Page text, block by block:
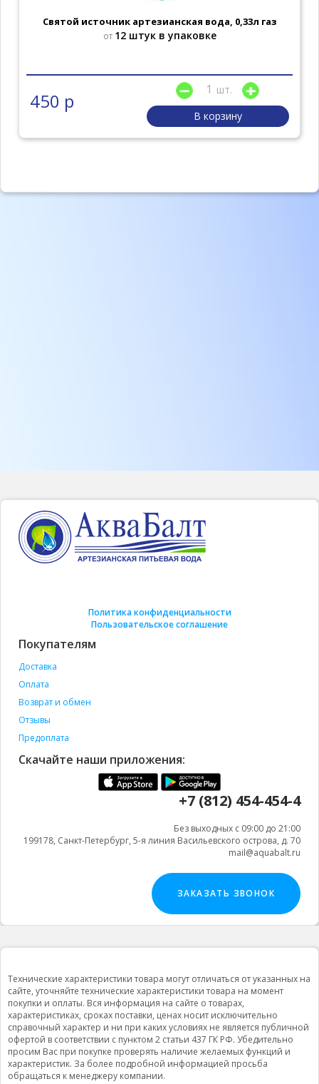
Святой источник артезианская вода, 0,33л газ
от 12 штук в упаковке
450 р
шт.
В корзину
Политика конфиденциальности
Пользовательское соглашение
Покупателям
Доставка
Оплата
Возврат и обмен
Отзывы
Предоплата
Скачайте наши приложения:
+7 (812) 454-454-4
Без выходных с 09:00 до 21:00
199178, Санкт-Петербург, 5-я линия Васильевского острова, д. 70
mail@aquabalt.ru
ЗАКАЗАТЬ ЗВОНОК
Технические характеристики товара могут отличаться от указанных на
сайте, уточняйте технические характеристики товара на момент
покупки и оплаты. Вся информация на сайте о товарах,
характеристиках, сроках поставки, ценах носит исключительно
справочный характер и ни при каких условиях не является публичной
офертой в соответствии с пунктом 2 статьи 437 ГК РФ. Убедительно
просим Вас при покупке проверять наличие желаемых функций и
характеристик. За более подробной информацией просьба
обращаться к менеджеру компании.